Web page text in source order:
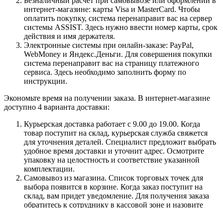
интернет-магазине: карты Visa и MasterCard. Чтобы
оплатить покупку, система перенаправит вас на сервер
системы ASSIST. Здесь нужно ввести номер карты, срок
действия и имя держателя.
Электронные системы при онлайн-заказе: PayPal,
WebMoney и Яндекс.Деньги. Для совершения покупки
система перенаправит вас на страницу платежного
сервиса. Здесь необходимо заполнить форму по
инструкции.
Экономьте время на получении заказа. В интернет-магазине
доступно 4 варианта доставки:
Курьерская доставка работает с 9.00 до 19.00. Когда
товар поступит на склад, курьерская служба свяжется
для уточнения деталей. Специалист предложит выбрать
удобное время доставки и уточнит адрес. Осмотрите
упаковку на целостность и соответствие указанной
комплектации.
Самовывоз из магазина. Список торговых точек для
выбора появится в корзине. Когда заказ поступит на
склад, вам придет уведомление. Для получения заказа
обратитесь к сотруднику в кассовой зоне и назовите